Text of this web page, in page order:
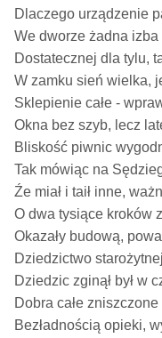
Dlaczego urządzenie
We dworze żadna
Dostatecznej dla tylu,
W zamku sień wielka,
Sklepienie całe -
Okna bez szyb, lecz
Bliskość piwnic
Tak mówiąc na
Źe miał i taił inne,
O dwa tysiące kroków
Okazały budową,
Dziedzictwo
Dziedzic zginął był w
Dobra całe
Bezładnością opieki,